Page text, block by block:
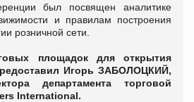
был посвящен аналитике
и правилам построения
розничной сети.
площадок для открытия
Игорь ЗАБОЛОЦКИЙ,
департамента торговой
International.